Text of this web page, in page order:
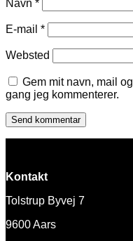
Navn *
E-mail *
Websted
Gem mit navn, mail
gang jeg kommenterer.
Kontakt
Tolstrup Byvej 7
9600 Aars